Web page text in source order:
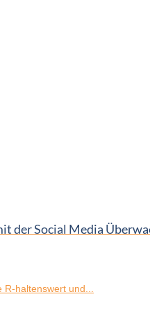
der Social Media
R-haltenswert und...